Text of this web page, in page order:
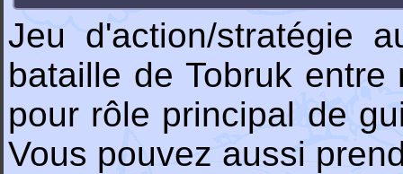
Jeu d'action/stratégie
bataille de Tobruk
pour rôle principal de
Vous pouvez aussi